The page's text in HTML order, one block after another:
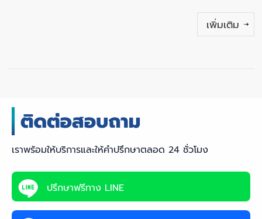
เพิ่มเติม
เราพร้อมให้บริการและให้คำปรึกษาตลอด 24 ชั่วโมง
ปรึกษาฟรีทาง LINE